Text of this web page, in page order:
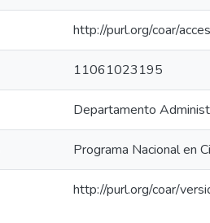
http://purl.org/coar/
11061023195
Departamento
Programa Nacional en
http://purl.org/coar/